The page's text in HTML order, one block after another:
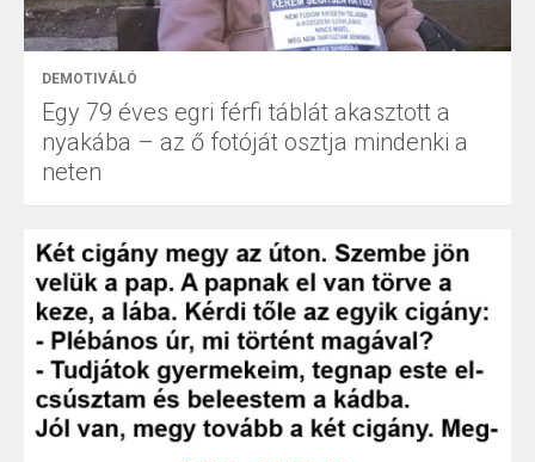
DEMOTIVÁLÓ
Egy 79 éves egri férfi táblát akasztott a
nyakába – az ő fotóját osztja mindenki a
neten